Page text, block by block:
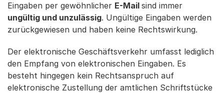
Eingaben per gewöhnlicher E-Mail sind immer
ungültig und unzulässig. Ungültige Eingaben werden
zurückgewiesen und haben keine Rechtswirkung.
Der elektronische Geschäftsverkehr umfasst lediglich
den Empfang von elektronischen Eingaben. Es
besteht hingegen kein Rechtsanspruch auf
elektronische Zustellung der amtlichen Schriftstücke